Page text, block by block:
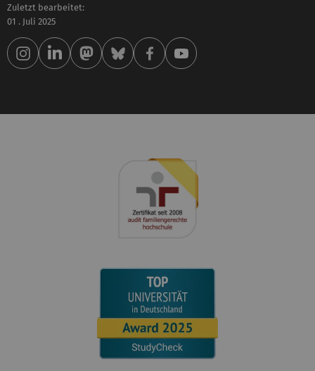
Zuletzt bearbeitet:
01 . Juli 2025